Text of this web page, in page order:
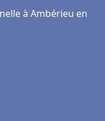
à Ambérieu en